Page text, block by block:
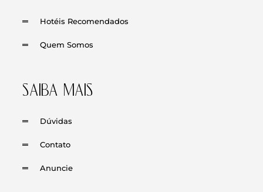
Hotéis Recomendados
Quem Somos
SAIBA MAIS
Dúvidas
Contato
Anuncie